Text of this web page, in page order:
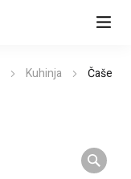
Kuhinja
Čaše